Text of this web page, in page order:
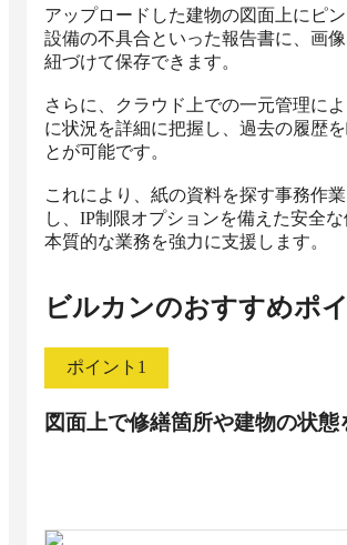
アップロードした建物の図面上にピ
設備の不具合といった報告書に、画
紐づけて保存できます。
さらに、クラウド上での一元管理に
に状況を詳細に把握し、過去の履歴
とが可能です。
これにより、紙の資料を探す事務作
し、IP制限オプションを備えた安全
本質的な業務を強力に支援します。
ビルカンのおすすめポ
ポイント 1
図面上で修繕箇所や建物の状態